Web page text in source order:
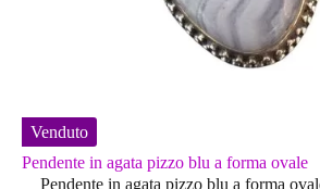
Venduto
Pendente in agata pizzo blu a forma ovale
Pendente in agata pizzo blu a forma